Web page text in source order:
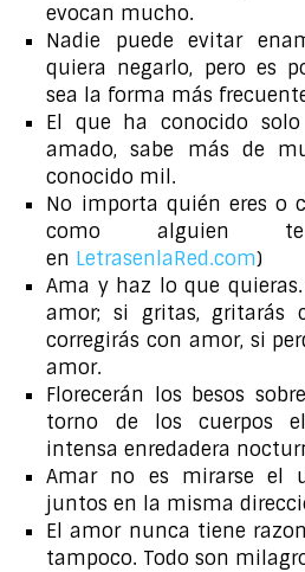
evocan mucho.
Nadie puede evitar
quiera negarlo, pero es
sea la forma más
El que ha conocido
amado, sabe más de
conocido mil.
No importa quién eres o
como alguien
en LetrasenlaRed.com)
Ama y haz lo que
amor; si gritas, gritarás
corregirás con amor, si
amor.
Florecerán los besos
torno de los cuerpos
intensa enredadera
Amar no es mirarse el
juntos en la misma
El amor nunca tiene
tampoco. Todo son